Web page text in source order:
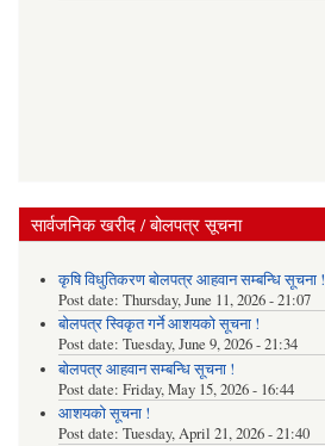
सार्वजनिक खरीद / बोलपत्र सूचना
कृषि विधुतिकरण बोलपत्र आहवान सम्बन्धि सूचना !
Post date: Thursday, June 11, 2026 - 21:07
बोलपत्र स्विकृत गर्ने आशयको सूचना !
Post date: Tuesday, June 9, 2026 - 21:34
बोलपत्र आहवान सम्बन्धि सूचना !
Post date: Friday, May 15, 2026 - 16:44
आशयको सूचना !
Post date: Tuesday, April 21, 2026 - 21:40